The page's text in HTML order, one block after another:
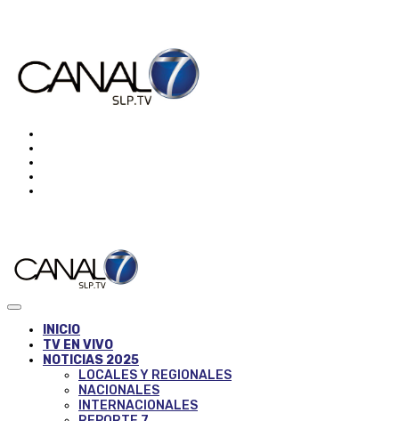
INICIO
TV EN VIVO
NOTICIAS 2025
LOCALES Y REGIONALES
NACIONALES
INTERNACIONALES